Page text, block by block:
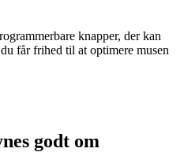
knapper, der kan
får frihed til at optimere musen
godt om